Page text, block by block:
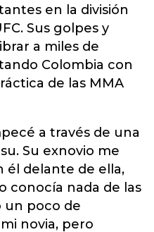
en la división
Sus golpes y
a miles de
Colombia con
de las MMA
a través de una
Su exnovio me
él delante de ella,
conocía nada de las
un poco de
novia, pero